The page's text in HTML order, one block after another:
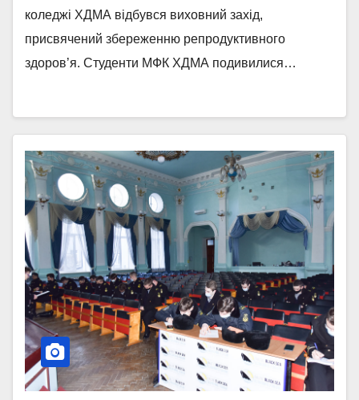
коледжі ХДМА відбувся виховний захід,
присвячений збереженню репродуктивного
здоров’я. Студенти МФК ХДМА подивилися…